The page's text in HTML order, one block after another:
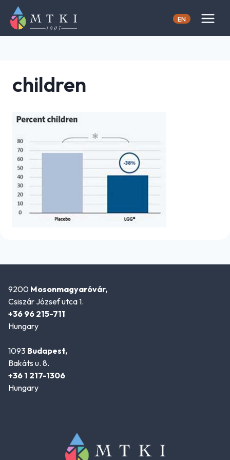
content
EN
children
9200 Mosonmagyaróvár,
Csiszár József utca 1.
+36 96 215-711
Hungary
1093 Budapest,
Bakáts u. 8.
+36 1 217-1306
Hungary